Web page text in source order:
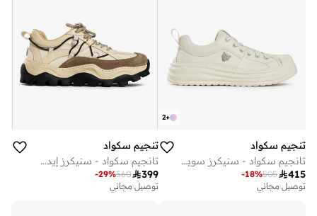
+
2
تنجيم سكواد
تانجيم سكواد - سنيكرز سويفت أبيض
415
505
-18%
توصيل مجاني
تنجيم سكواد
تانجيم سكواد - سنيكرز إيدج بني
399
560
-29%
توصيل مجاني